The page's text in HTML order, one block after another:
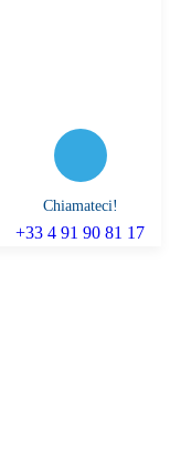
Chiamateci!
+33 4 91 90 81 17